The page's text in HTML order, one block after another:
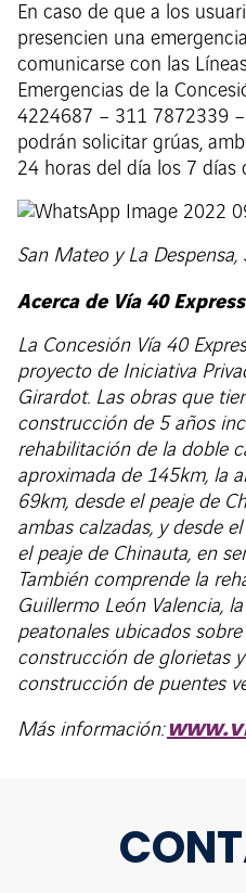
En caso de que a los
presencien una
comunicarse con las
Emergencias de la
4224687 – 311 7872339
podrán solicitar grúas,
24 horas del día los 7 días
San Mateo y La Despensa,
Acerca de Vía 40 Express
La Concesión Vía 40
proyecto de Iniciativa
Girardot. Las obras que
construcción de 5 años
rehabilitación de la doble
aproximada de 145km, la
69km, desde el peaje de
ambas calzadas, y desde
el peaje de Chinauta, en
También comprende la
Guillermo León Valencia,
peatonales ubicados
construcción de glorietas
construcción de puentes
Más información: